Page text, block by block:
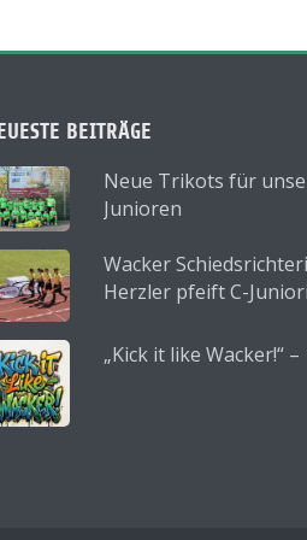
BEITRÄGE
Neue Trikots für
Junioren
Wacker
Herzler pfeift C-
„Kick it like Wacker!“